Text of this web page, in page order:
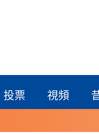
投票 視頻